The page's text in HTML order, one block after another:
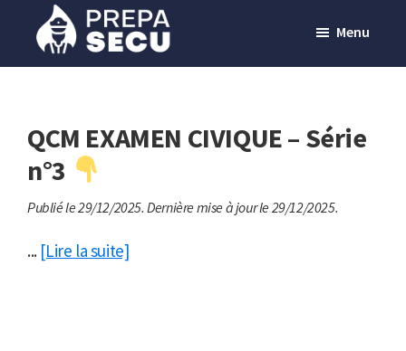
contenuPrepasecu
de
préparation
aux
métiers
de
la
Menu
QCM EXAMEN CIVIQUE – Série
n°3
Publié le 29/12/2025. Dernière mise à jour le 29/12/2025.
... [Lire la suite]